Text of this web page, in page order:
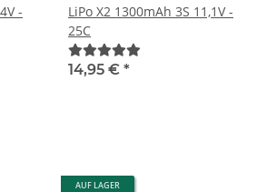
-
LiPo X2 1300mAh 3S 11,1V -
25C
14,95 € *
AUF LAGER